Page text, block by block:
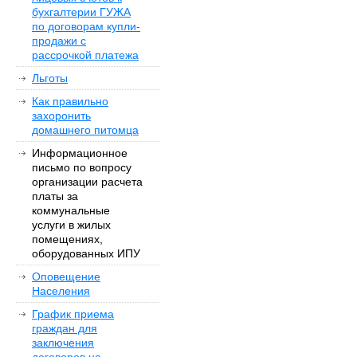
бухгалтерии ГУЖА
по договорам купли-
продажи с
рассрочкой платежа
Льготы
Как правильно
захоронить
домашнего питомца
Информационное
письмо по вопросу
организации расчета
платы за
коммунальные
услуги в жилых
помещениях,
оборудованных ИПУ
Оповещение
Населения
График приема
граждан для
заключения